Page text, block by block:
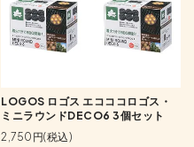
LOGOS ロゴス エコココロゴス・
ミニラウンドDECO6 3個セット
2,750円(税込)